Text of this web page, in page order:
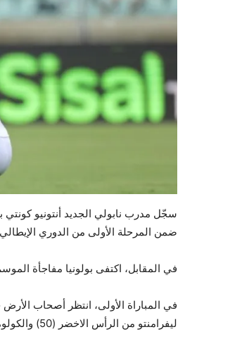
سجّل مدرب نابولي الجديد أنتونيو كونتي
ضمن المرحلة الأولى من الدوري
في المقابل، اكتفى بولونيا مفاجأة الموسم
في المباراة الأولى، انتظر أصحاب
ليفرامنتو من الرأس الاخضر (50) والكولومبي دانيال موسكيرا صاحب الهدفين (75 و90+4).